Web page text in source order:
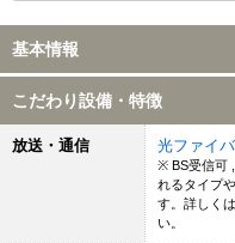
基本情報
こだわり設備・特徴
放送・通信 光ファイ
※ BS受信可
れるタイプ
す。詳しく
い。